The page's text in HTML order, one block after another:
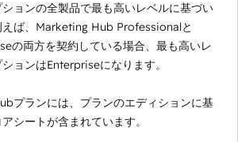
ョンの全製品で最も高いレベルに基づい
えば、Marketing Hub Professionalと
の両方を契約している場合、最も高いレ
ョンはEnterpriseになります。
プランには、プランのエディションに基
シートが含まれています。